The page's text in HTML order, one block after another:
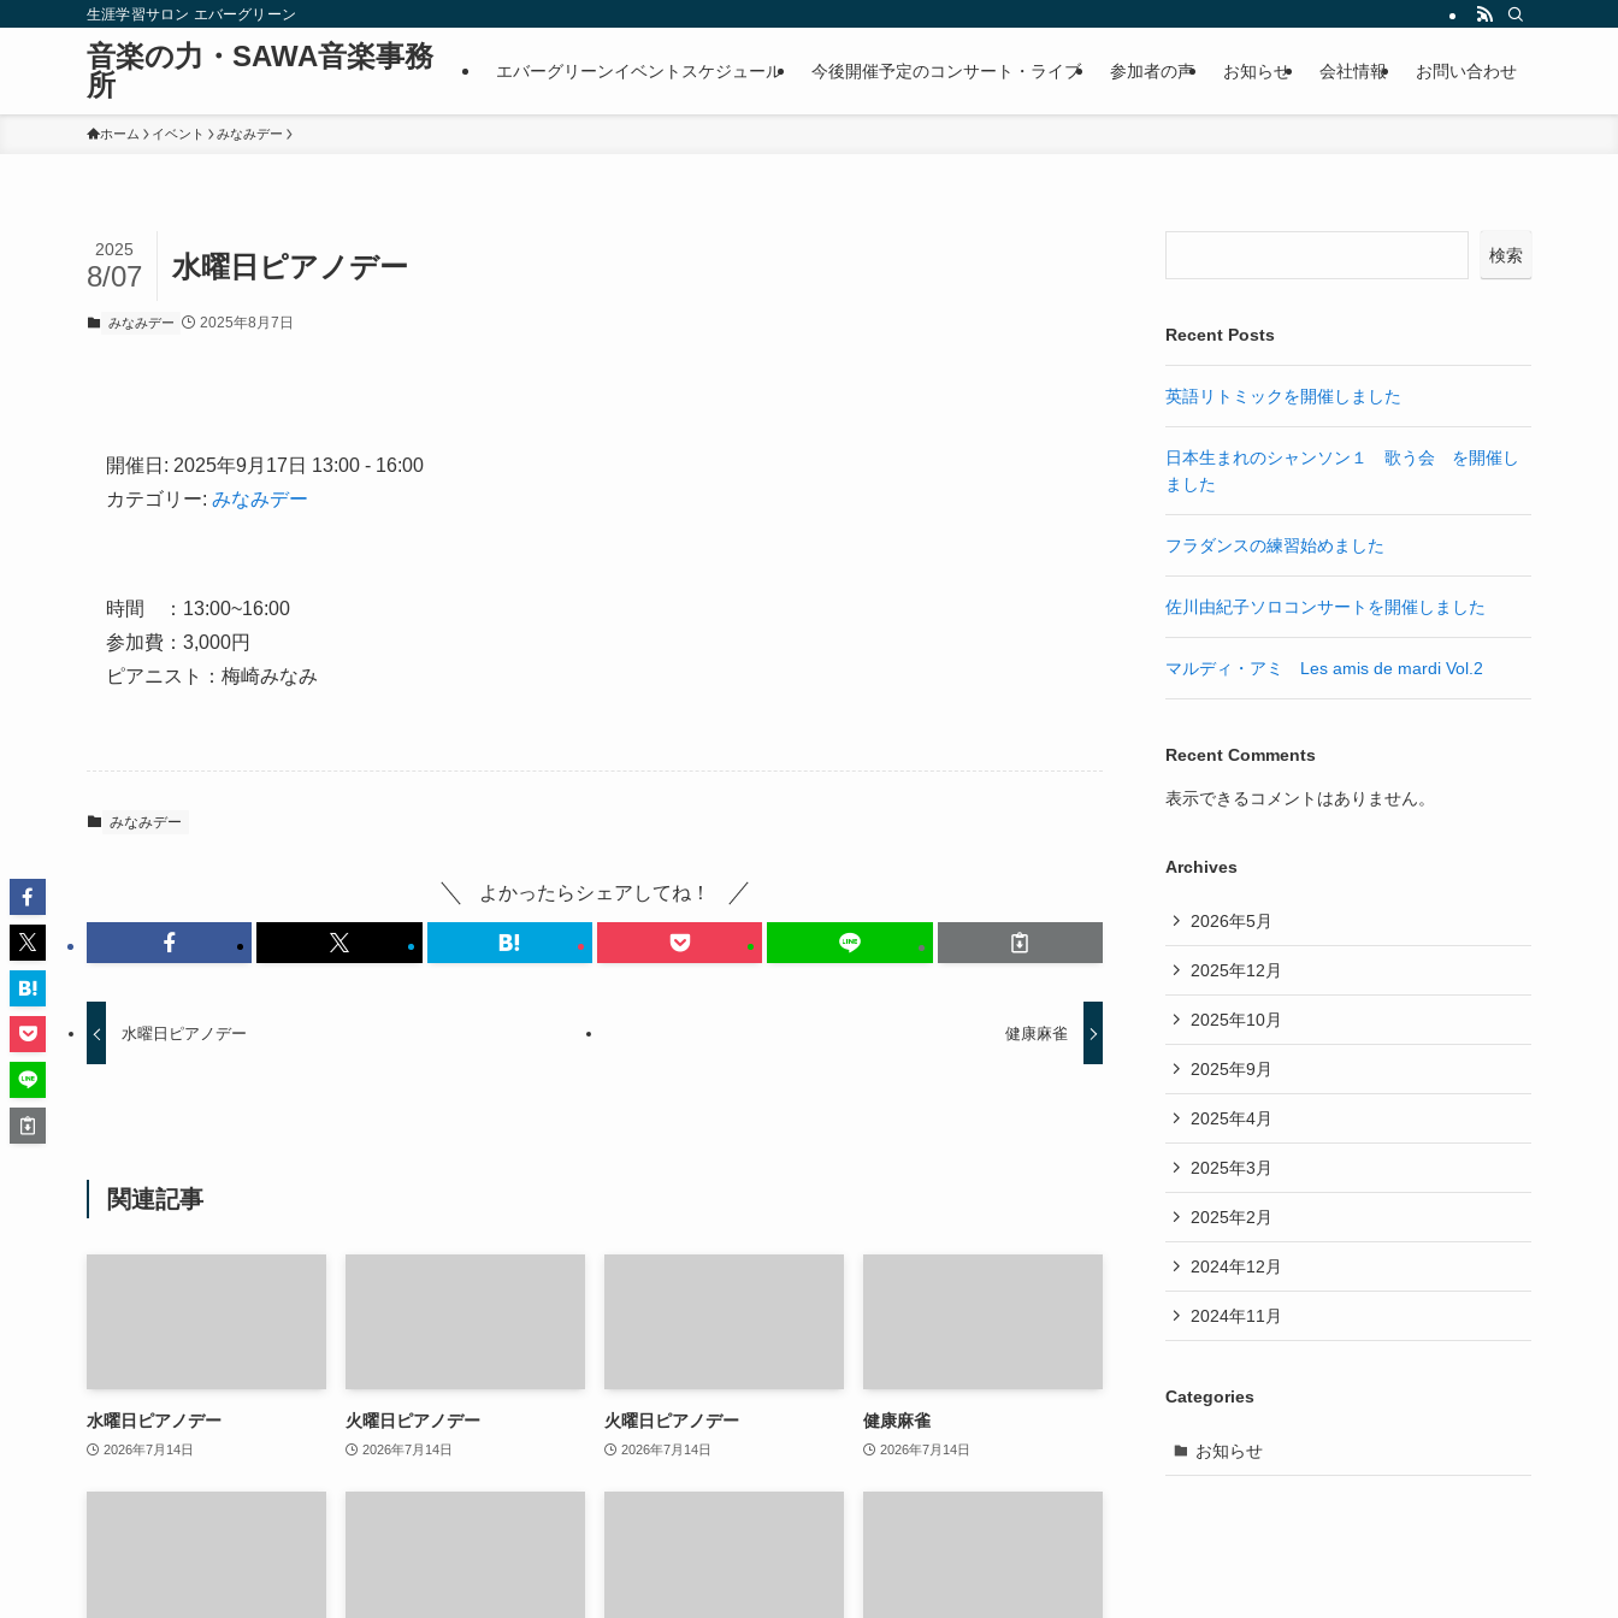
生涯学習サロン エバーグリーン
音楽の力・SAWA音楽事務
所
エバーグリーンイベントスケジュール 今後開催予定のコンサート・ライブ 参加者の声 お知らせ 会社情報 お問い合わせ
ホーム イベント みなみデー
水曜日ピアノデー
2025
8/07
みなみデー 2025年8月7日
開催日: 2025年9月17日 13:00 - 16:00
カテゴリー: みなみデー
時間 ：13:00~16:00
参加費：3,000円
ピアニスト：梅崎みなみ
みなみデー
よかったらシェアしてね！
水曜日ピアノデー 健康麻雀
関連記事
水曜日ピアノデー
2026年7月14日
火曜日ピアノデー
2026年7月14日
火曜日ピアノデー
2026年7月14日
健康麻雀
2026年7月14日
検索
Recent Posts
英語リトミックを開催しました
日本生まれのシャンソン１ 歌う会 を開催し
ました
フラダンスの練習始めました
佐川由紀子ソロコンサートを開催しました
マルディ・アミ Les amis de mardi Vol.2
Recent Comments
表示できるコメントはありません。
Archives
2026年5月
2025年12月
2025年10月
2025年9月
2025年4月
2025年3月
2025年2月
2024年12月
2024年11月
Categories
お知らせ